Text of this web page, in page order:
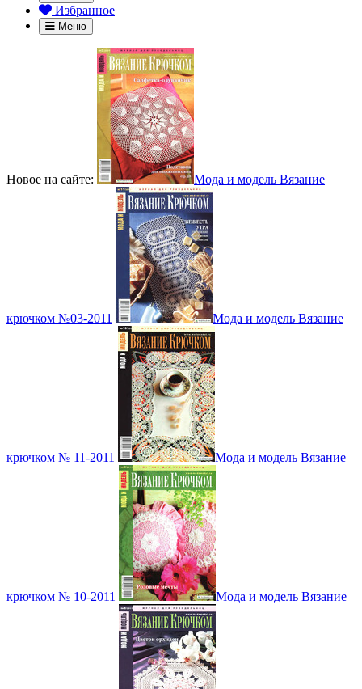
Избранное
Меню
Новое на сайте: Мода и модель Вязание
крючком №03-2011 Мода и модель Вязание
крючком № 11-2011 Мода и модель Вязание
крючком № 10-2011 Мода и модель Вязание